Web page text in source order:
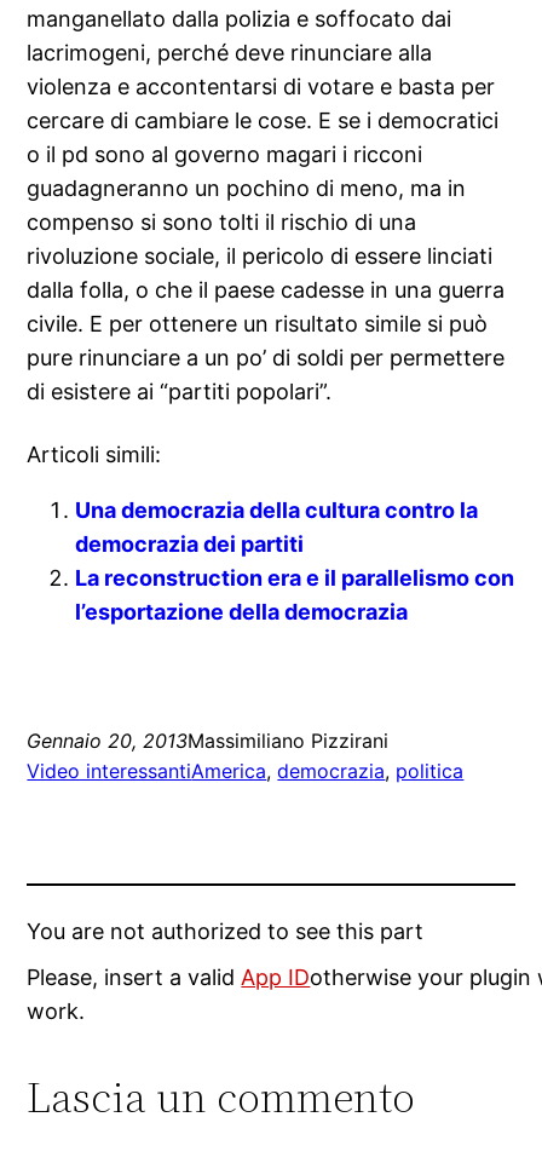
manganellato dalla polizia e soffocato dai
lacrimogeni, perché deve rinunciare alla
violenza e accontentarsi di votare e basta per
cercare di cambiare le cose. E se i democratici
o il pd sono al governo magari i ricconi
guadagneranno un pochino di meno, ma in
compenso si sono tolti il rischio di una
rivoluzione sociale, il pericolo di essere linciati
dalla folla, o che il paese cadesse in una guerra
civile. E per ottenere un risultato simile si può
pure rinunciare a un po’ di soldi per permettere
di esistere ai “partiti popolari”.
Articoli simili:
Una democrazia della cultura contro la
democrazia dei partiti
La reconstruction era e il parallelismo con
l’esportazione della democrazia
Gennaio 20, 2013Massimiliano Pizzirani
Video interessantiAmerica, democrazia, politica
You are not authorized to see this part
Please, insert a validApp IDotherwise your plugin
work.
Lascia un commento